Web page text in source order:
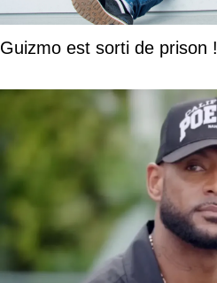
Guizmo est sorti de prison !